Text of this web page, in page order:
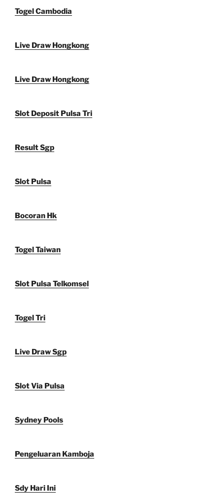
Togel Cambodia
Live Draw Hongkong
Live Draw Hongkong
Slot Deposit Pulsa Tri
Result Sgp
Slot Pulsa
Bocoran Hk
Togel Taiwan
Slot Pulsa Telkomsel
Togel Tri
Live Draw Sgp
Slot Via Pulsa
Sydney Pools
Pengeluaran Kamboja
Sdy Hari Ini